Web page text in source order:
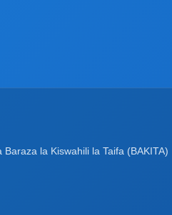
la Kiswahili la Taifa (BAKITA)